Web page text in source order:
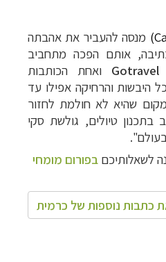
מנסה להעביר את אהבתה
אותם הפכה מתחביב
Gotravel
ואחת הכותבות
היבשות והרחיקה אפילו עד
שהיא לא חולמת לחזור
בתכנון טיולים, גולשת סקי
לשאלותיכם בפורום מומחי
כתבות נוספות של כרמית